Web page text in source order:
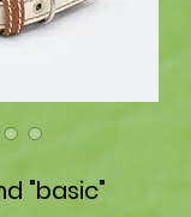
"basic"